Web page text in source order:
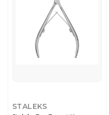
STALEKS